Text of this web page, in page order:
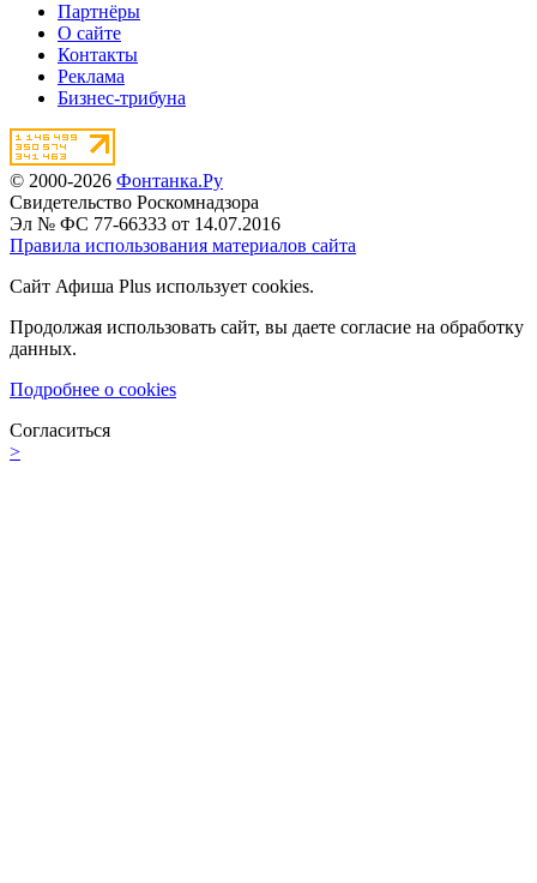
Партнёры
О сайте
Контакты
Реклама
Бизнес-трибуна
© 2000-2026 Фонтанка.Ру
Свидетельство Роскомнадзора
Эл № ФС 77-66333 от 14.07.2016
Правила использования материалов сайта
Сайт Афиша Plus использует cookies.
Продолжая использовать сайт, вы даете согласие на обработку
данных.
Подробнее о cookies
Согласиться
>